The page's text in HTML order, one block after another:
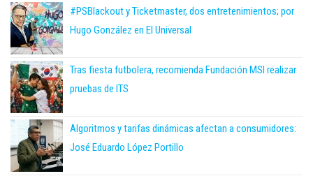
#PSBlackout y Ticketmaster, dos entretenimientos; por
Hugo González en El Universal
Tras fiesta futbolera, recomienda Fundación MSI realizar
pruebas de ITS
Algoritmos y tarifas dinámicas afectan a consumidores:
José Eduardo López Portillo